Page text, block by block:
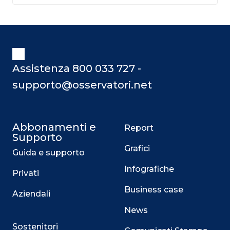
Assistenza 800 033 727 -
supporto@osservatori.net
Abbonamenti e
Supporto
Guida e supporto
Privati
Aziendali
Sostenitori
Report
Grafici
Infografiche
Business case
News